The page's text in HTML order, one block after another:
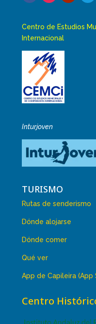
Centro de Estudios
Internacional
Inturjoven
TURISMO
Rutas de senderismo
Dónde alojarse
Dónde comer
Qué ver
App de Capileira
Centro